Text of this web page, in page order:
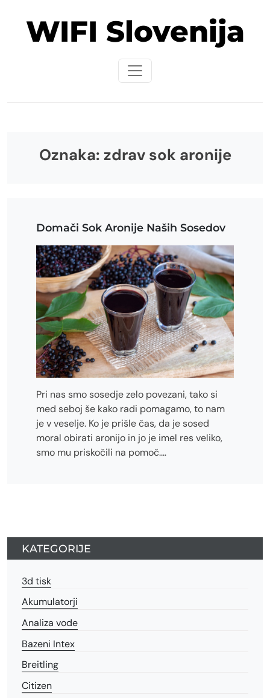
contentWIFI Slovenija
Oznaka: zdrav sok aronije
Domači Sok Aronije Naših Sosedov
Pri nas smo sosedje zelo povezani, tako si
med seboj še kako radi pomagamo, to nam
je v veselje. Ko je prišle čas, da je sosed
moral obirati aronijo in jo je imel res veliko,
smo mu priskočili na pomoč.…
KATEGORIJE
3d tisk
Akumulatorji
Analiza vode
Bazeni Intex
Breitling
Citizen